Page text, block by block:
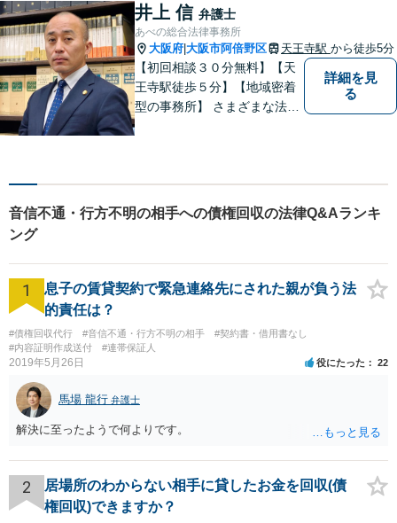
井上 信 弁護士
あべの総合法律事務所
大阪府 大阪市阿倍野区 天王寺駅 から徒歩5分
【初回相談３０分無料】【天
王寺駅徒歩５分】【地域密着
型の事務所】 さまざまな法律
相続、インターネット上のト
ラブルに注力！！
詳細を見
る
音信不通・行方不明の相手への債権回収の法律Q&Aランキ
ング
1
息子の賃貸契約で緊急連絡先にされた親が負う法
的責任は？
#債権回収代行 #音信不通・行方不明の相手
#契約書・借用書なし
#内容証明作成送付
#連帯保証人
2019年5月26日 役にたった 22
馬場 龍行 弁護士
解決に至ったようで何よりです。
2
居場所のわからない相手に貸したお金を回収(債
権回収)できますか？